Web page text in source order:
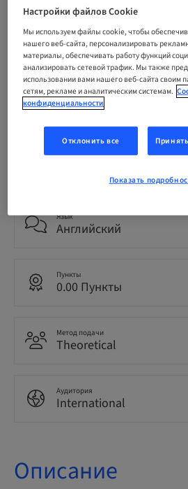
Статус
bookable
Окончательный срок регистрации
24. сент. 2026 (UTC+0)
Цена на участника (применимы
Язык
Английский
Пункты
0.00 Пункты
Метод подачи
Theoretical
Аудитория
International
Описание
Настройки файлов Cookie
Мы используем файлы cookie, чтобы
нашего веб-сайта, персонализировать
материалы, обеспечивать работу функций
анализировать сетевой трафик. Мы также
использовании вами нашего веб-сайта своим
сетям, рекламе и аналитическим системам.
конфиденциальности
Отклонить все
Показать